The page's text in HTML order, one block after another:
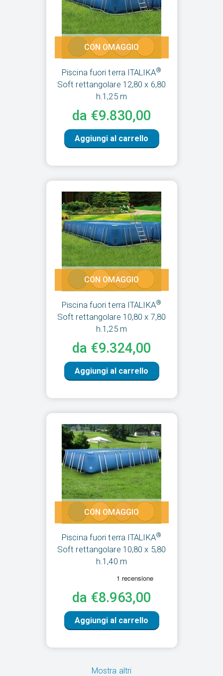
Piscina fuori terra ITALIKA®
Soft rettangolare 12,80 x 6,80
h.1,25 m
da €9.830,00
Aggiungi al carrello
CON OMAGGIO
Piscina fuori terra ITALIKA®
Soft rettangolare 10,80 x 7,80
h.1,25 m
da €9.324,00
Aggiungi al carrello
CON OMAGGIO
Piscina fuori terra ITALIKA®
Soft rettangolare 10,80 x 5,80
h.1,40 m
da €8.963,00
Aggiungi al carrello
CON OMAGGIO
Mostra altri